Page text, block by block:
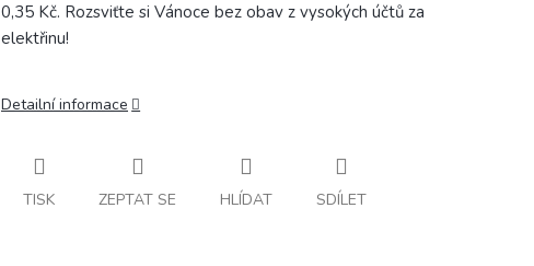
0,35 Kč. Rozsviťte si Vánoce bez obav z vysokých účtů za
elektřinu!
Detailní informace
TISK ZEPTAT SE HLÍDAT SDÍLET